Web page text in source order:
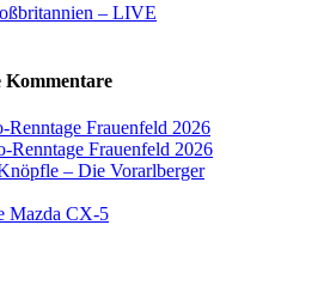
– LIVE
Renntage Frauenfeld 2026
Renntage Frauenfeld 2026
– Die Vorarlberger
Mazda CX-5